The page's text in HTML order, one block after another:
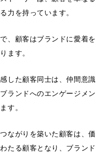
力を持っています。
、顧客はブランドに愛着を
ます。
した顧客同士は、仲間意識
ランドへのエンゲージメン
す。
ながりを築いた顧客は、価
たる顧客となり、ブランド